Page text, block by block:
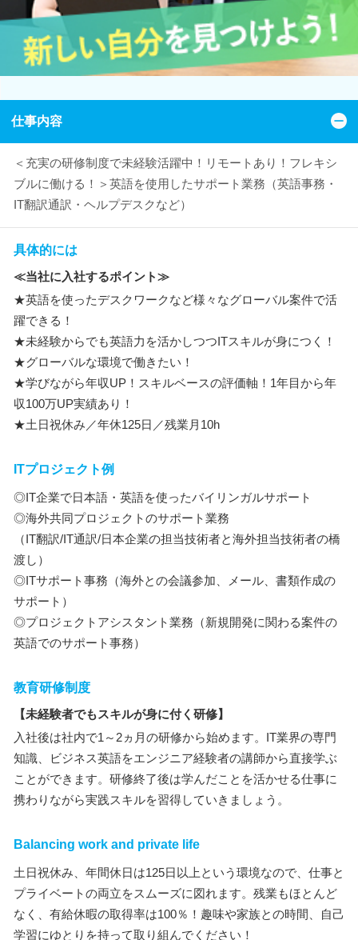
仕事内容
＜充実の研修制度で未経験活躍中！リモートあり！フレキシ
ブルに働ける！＞英語を使用したサポート業務（英語事務・
IT翻訳通訳・ヘルプデスクなど）
具体的には
≪当社に入社するポイント≫
★英語を使ったデスクワークなど様々なグローバル案件で活
躍できる！
★未経験からでも英語力を活かしつつITスキルが身につく！
★グローバルな環境で働きたい！
★学びながら年収UP！スキルベースの評価軸！1年目から年
収100万UP実績あり！
★土日祝休み／年休125日／残業月10h
ITプロジェクト例
◎IT企業で日本語・英語を使ったバイリンガルサポート
◎海外共同プロジェクトのサポート業務
（IT翻訳/IT通訳/日本企業の担当技術者と海外担当技術者の橋
渡し）
◎ITサポート事務（海外との会議参加、メール、書類作成の
サポート）
◎プロジェクトアシスタント業務（新規開発に関わる案件の
英語でのサポート事務）
教育研修制度
【未経験者でもスキルが身に付く研修】
入社後は社内で1～2ヵ月の研修から始めます。IT業界の専門
知識、ビジネス英語をエンジニア経験者の講師から直接学ぶ
ことができます。研修終了後は学んだことを活かせる仕事に
携わりながら実践スキルを習得していきましょう。
Balancing work and private life
土日祝休み、年間休日は125日以上という環境なので、仕事と
プライベートの両立をスムーズに図れます。残業もほとんど
なく、有給休暇の取得率は100％！趣味や家族との時間、自己
学習にゆとりを持って取り組んでください！